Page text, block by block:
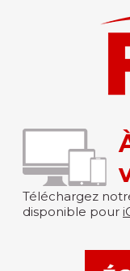
Téléchargez
disponible pour